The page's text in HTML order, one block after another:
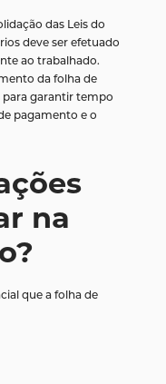
das Leis do
deve ser efetuado
ao trabalhado.
da folha de
garantir tempo
pagamento e o
na
que a folha de